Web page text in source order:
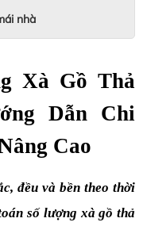
nhà
Xà Gồ Thả
Dẫn Chi
Cao
đều và bền theo thời
số lượng xà gồ thả